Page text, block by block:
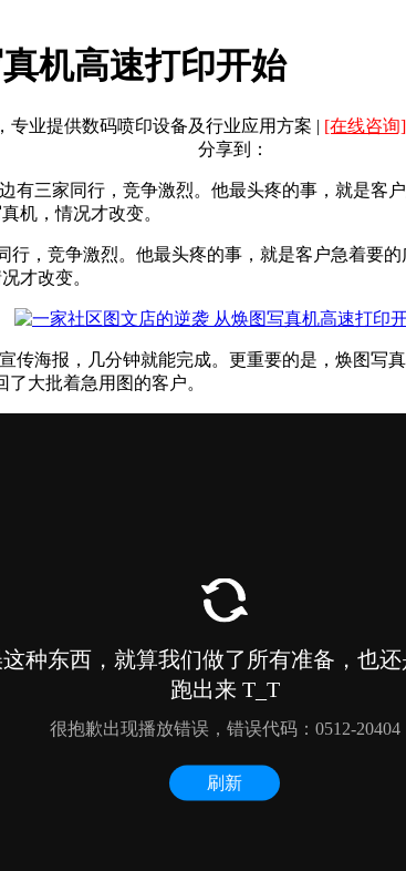
机高速打印开始
专业提供数码喷印设备及行业应用方案 | [在线咨询]
分享到：
有三家同行，竞争激烈。他最头疼的事，就是
机，情况才改变。
，竞争激烈。他最头疼的事，就是客户急着要
况才改变。
传海报，几分钟就能完成。更重要的是，焕图写
大批着急用图的客户。